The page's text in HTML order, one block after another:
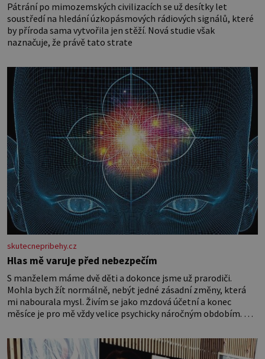
Pátrání po mimozemských civilizacích se už desítky let
soustředí na hledání úzkopásmových rádiových signálů, které
by příroda sama vytvořila jen stěží. Nová studie však
naznačuje, že právě tato strate
skutecnepribehy.cz
Hlas mě varuje před nebezpečím
S manželem máme dvě děti a dokonce jsme už prarodiči.
Mohla bych žít normálně, nebýt jedné zásadní změny, která
mi nabourala mysl. Živím se jako mzdová účetní a konec
měsíce je pro mě vždy velice psychicky náročným obdobím. Od
pomoc, co se hlídání týče. Dalo by se